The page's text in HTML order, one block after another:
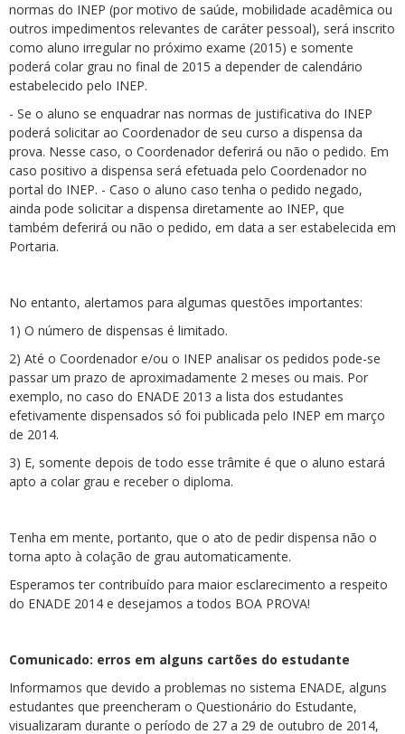
normas do INEP (por motivo de saúde, mobilidade acadêmica ou
outros impedimentos relevantes de caráter pessoal), será inscrito
como aluno irregular no próximo exame (2015) e somente
poderá colar grau no final de 2015 a depender de calendário
estabelecido pelo INEP.
- Se o aluno se enquadrar nas normas de justificativa do INEP
poderá solicitar ao Coordenador de seu curso a dispensa da
prova. Nesse caso, o Coordenador deferirá ou não o pedido. Em
caso positivo a dispensa será efetuada pelo Coordenador no
portal do INEP. - Caso o aluno caso tenha o pedido negado,
ainda pode solicitar a dispensa diretamente ao INEP, que
também deferirá ou não o pedido, em data a ser estabelecida em
Portaria.
No entanto, alertamos para algumas questões importantes:
1) O número de dispensas é limitado.
2) Até o Coordenador e/ou o INEP analisar os pedidos pode-se
passar um prazo de aproximadamente 2 meses ou mais. Por
exemplo, no caso do ENADE 2013 a lista dos estudantes
efetivamente dispensados só foi publicada pelo INEP em março
de 2014.
3) E, somente depois de todo esse trâmite é que o aluno estará
apto a colar grau e receber o diploma.
Tenha em mente, portanto, que o ato de pedir dispensa não o
torna apto à colação de grau automaticamente.
Esperamos ter contribuído para maior esclarecimento a respeito
do ENADE 2014 e desejamos a todos BOA PROVA!
Comunicado: erros em alguns cartões do estudante
Informamos que devido a problemas no sistema ENADE, alguns
estudantes que preencheram o Questionário do Estudante,
visualizaram durante o período de 27 a 29 de outubro de 2014,